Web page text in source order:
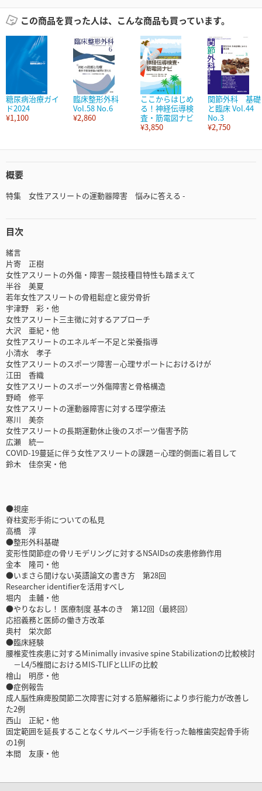
この商品を買った人は、こんな商品も買っています。
糖尿病治療ガイ
ド2024
¥1,100
臨床整形外科
Vol.58 No.6
¥2,860
ここからはじめ
る！神経伝導検
査・筋電図ナビ
¥3,850
関節外科 基礎
と臨床 Vol.44
No.3
¥2,750
概要
特集 女性アスリートの運動器障害 悩みに答える -
目次
緒言
片寄 正樹
女性アスリートの外傷・障害－競技種目特性も踏まえて
半谷 美夏
若年女性アスリートの骨粗鬆症と疲労骨折
宇津野 彩・他
女性アスリート三主徴に対するアプローチ
大沢 亜紀・他
女性アスリートのエネルギー不足と栄養指導
小清水 孝子
女性アスリートのスポーツ障害－心理サポートにおけるけが
江田 香織
女性アスリートのスポーツ外傷障害と骨格構造
野崎 修平
女性アスリートの運動器障害に対する理学療法
寒川 美奈
女性アスリートの長期運動休止後のスポーツ傷害予防
広瀬 統一
COVID-19蔓延に伴う女性アスリートの課題－心理的側面に着目して
鈴木 佳奈実・他
●視座
脊柱変形手術についての私見
高橋 淳
●整形外科基礎
変形性関節症の骨リモデリングに対するNSAIDsの疾患修飾作用
金本 隆司・他
●いまさら聞けない英語論文の書き方 第28回
Researcher identifierを活用すべし
堀内 圭輔・他
●やりなおし！ 医療制度 基本のき 第12回（最終回）
応招義務と医師の働き方改革
奥村 栄次郎
●臨床経験
腰椎変性疾患に対するMinimally invasive spine Stabilizationの比較検討
－L4/5椎間におけるMIS-TLIFとLLIFの比較
檜山 明彦・他
●症例報告
成人脳性麻痺股関節二次障害に対する筋解離術により歩行能力が改善し
た2例
西山 正紀・他
固定範囲を延長することなくサルベージ手術を行った軸椎歯突起骨手術
の1例
本間 友康・他